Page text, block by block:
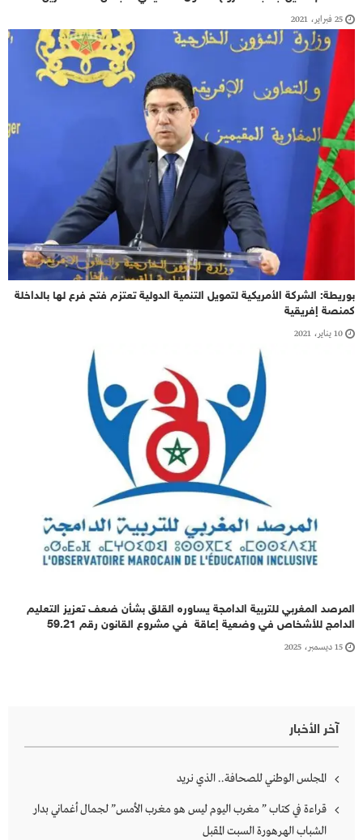
25 فبراير، 2021
بوريطة: الشركة الأمريكية لتمويل التنمية الدولية تعتزم فتح فرع لها بالداخلة
كمنصة إفريقية
10 يناير، 2021
المرصد المغربي للتربية الدامجة يساوره القلق بشأن ضعف تعزيز التعليم
الدامج للأشخاص في وضعية إعاقة في مشروع القانون رقم 59.21
15 ديسمبر، 2025
آخر الأخبار
المجلس الوطني للصحافة.. الذي نريد
قراءة في كتاب ” مغرب اليوم ليس هو مغرب الأمس” لجمال أغماني بدار
الشباب الهرهورة السبت المقبل